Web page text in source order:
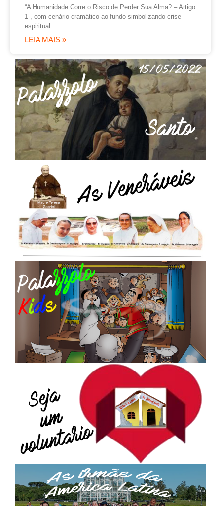
“A Humanidade Corre o Risco de Perder Sua Alma? – Artigo
1”, com cenário dramático ao fundo simbolizando crise
espiritual.
LEIA MAIS »